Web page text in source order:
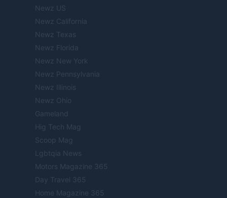
Newz US
Newz California
Newz Texas
Newz Florida
Newz New York
Newz Pennsylvania
Newz Illinois
Newz Ohio
Gameland
Hig Tech Mag
Scoop Mag
Lgbtqia News
Motors Magazine 365
Day Travel 365
Home Magazine 365